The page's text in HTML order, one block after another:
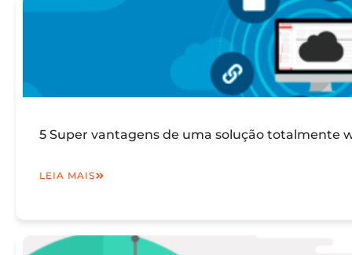
5 Super vantagens de uma solução totalmente
LEIA MAIS